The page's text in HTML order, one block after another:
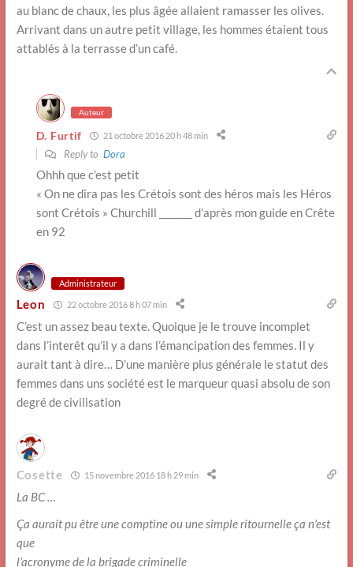
au blanc de chaux, les plus âgée allaient ramasser les olives.
Arrivant dans un autre petit village, les hommes étaient tous
attablés à la terrasse d’un café.
Auteur
D. Furtif 21 octobre 2016 20 h 48 min
Reply to Dora
Ohhh que c’est petit
« On ne dira pas les Crétois sont des héros mais les Héros
sont Crétois » Churchill _______ d’après mon guide en Crête
en 92
Administrateur
Leon 22 octobre 2016 8 h 07 min
C’est un assez beau texte. Quoique je le trouve incomplet
dans l’interêt qu’il y a dans l’émancipation des femmes. Il y
aurait tant à dire… D’une manière plus générale le statut des
femmes dans uns société est le marqueur quasi absolu de son
degré de civilisation
Cosette 15 novembre 2016 18 h 29 min
La BC …
Ça aurait pu être une comptine ou une simple ritournelle ça n’est
que
l’acronyme de la brigade criminelle